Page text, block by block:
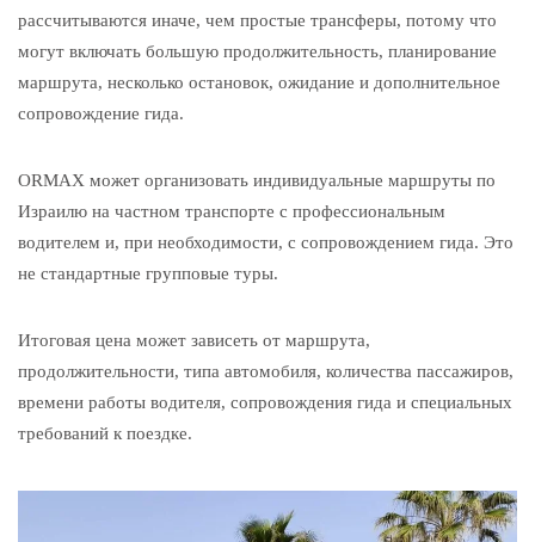
рассчитываются иначе, чем простые трансферы, потому что
могут включать большую продолжительность, планирование
маршрута, несколько остановок, ожидание и дополнительное
сопровождение гида.
ORMAX может организовать индивидуальные маршруты по
Израилю на частном транспорте с профессиональным
водителем и, при необходимости, с сопровождением гида. Это
не стандартные групповые туры.
Итоговая цена может зависеть от маршрута,
продолжительности, типа автомобиля, количества пассажиров,
времени работы водителя, сопровождения гида и специальных
требований к поездке.